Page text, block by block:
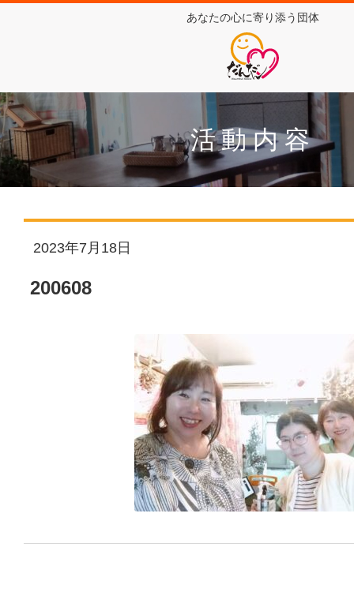
あなたの心に寄り添う団体
活動内容
2023年7月18日
200608